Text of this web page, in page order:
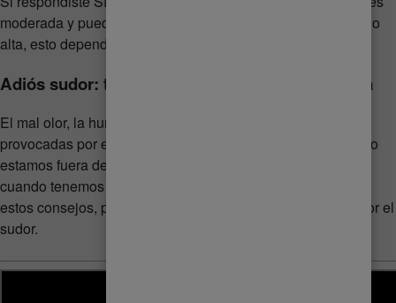
moderada y puedes usar la protección que quieras: regular o
alta, esto depende de tus actividades diarias.
Adiós sudor: tips para estar protegida todo el día
El mal olor, la humedad, la irritación y otras molestias
provocadas por el sudor pueden ser muy incómodas cuando
estamos fuera de casa, sobre todo en días muy calurosos o
cuando tenemos mil actividades por delante. Toma nota de
estos consejos, ponlos en práctica y deja de preocuparte por el
sudor.